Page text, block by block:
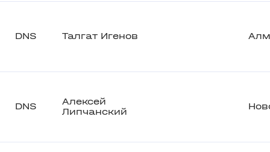
DNS Талгат Игенов
DNS
Алексей
Липчанский